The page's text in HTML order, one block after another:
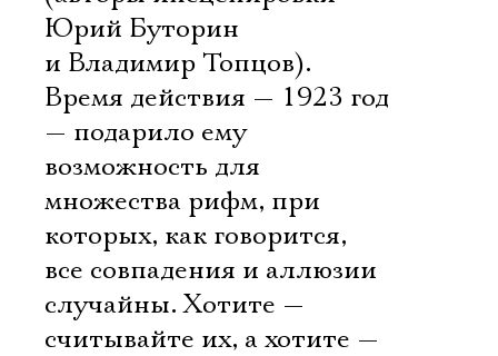
Юрий Буторин
и Владимир Топцов).
Время действия — 1923 год
— подарило ему
возможность для
множества рифм, при
которых, как говорится,
все совпадения и аллюзии
случайны. Хотите —
считывайте их, а хотите —